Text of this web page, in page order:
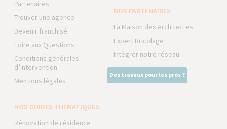
Partenaires
Trouver une agence
Devenir franchisé
Foire aux Questions
Conditions générales
d’intervention
Mentions légales
NOS PARTENAIRES
La Maison des Architectes
Expert Bricolage
Intégrer notre réseau
Des travaux pour les pros ?
NOS GUIDES THÉMATIQUES
Rénovation de résidence